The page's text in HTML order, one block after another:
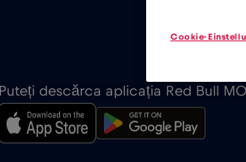
Puteți descărca aplicația Red Bull
Cookie-